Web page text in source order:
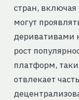
стран,
могут
деривативами
рост
платформ,
отвлекает